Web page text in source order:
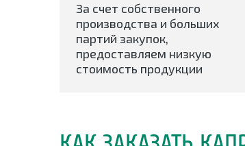
За счет собственного
производства и больших
партий закупок,
предоставляем низкую
стоимость продукции